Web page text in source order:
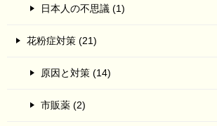
日本人の不思議 (1)
花粉症対策 (21)
原因と対策 (14)
市販薬 (2)